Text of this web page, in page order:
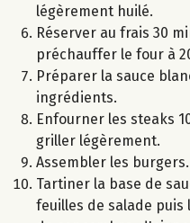
légèrement huilé.
Réserver au frais 30
préchauffer le four à
Préparer la sauce
ingrédients.
Enfourner les steaks
griller légèrement.
Assembler les burgers.
Tartiner la base de
feuilles de salade puis